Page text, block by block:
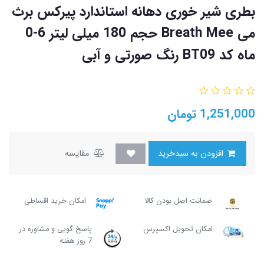
بطری شیر خوری دهانه استاندارد پیرکس برث
می Breath Mee حجم 180 میلی لیتر 6-0
ماه کد BT09 رنگ صورتی و آبی
1,251,000 تومان
مقایسه
ضمانت اصل بودن کالا امکان خرید اقساطی
امکان تحویل اکسپرس
پاسخ گویی و مشاوره در
7 روز هفته